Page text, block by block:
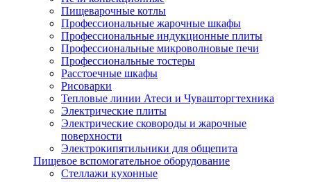
Пищеварочные котлы
Профессиональные жарочные шкафы
Профессиональные индукционные плиты
Профессиональные микроволновые печи
Профессиональные тостеры
Расстоечные шкафы
Рисоварки
Тепловые линии Атеси и Чувашторгтехника
Электрические плиты
Электрические сковороды и жарочные
поверхности
Электрокипятильники для общепита
Пищевое вспомогательное оборудование
Стеллажи кухонные